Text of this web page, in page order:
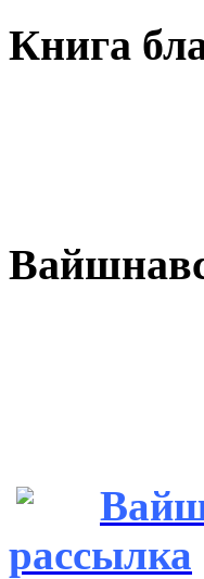
Книга
рассылка